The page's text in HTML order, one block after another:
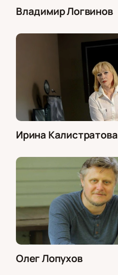
Владимир Логвинов
Ирина Калистратова
Олег Лопухов